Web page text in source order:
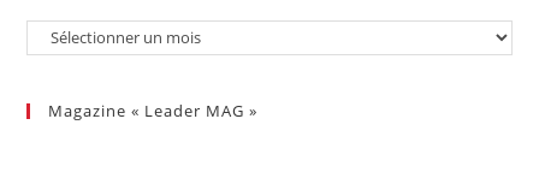
Magazine « Leader MAG »